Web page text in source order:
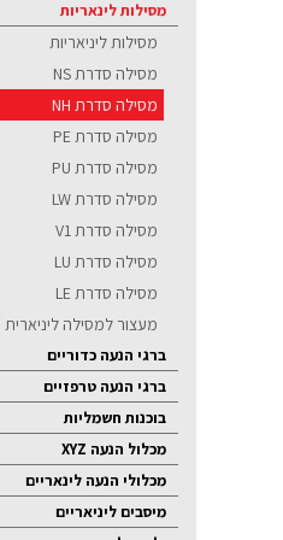
מסילות לינאריות
מסילות ליניאריות
מסילה סדרת NS
מסילה סדרת NH
מסילה סדרת PE
מסילה סדרת PU
מסילה סדרת LW
מסילה סדרת V1
מסילה סדרת LU
מסילה סדרת LE
מעצור למסילה ליניארית
ברגי הנעה כדוריים
ברגי הנעה טרפזיים
בוכנות חשמליות
מכלול הנעה XYZ
מכלולי הנעה לינאריים
מיסבים ליניאריים
אטמים
נלווים